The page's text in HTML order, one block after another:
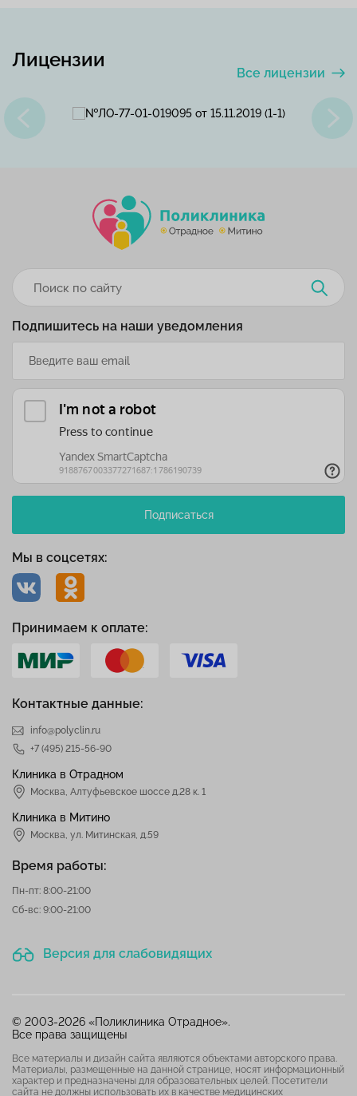
Лицензии
Все лицензии
Контактные данные:
info@polyclin.ru
+7 (495) 215-56-90
Клиника в Отрадном
Москва Алтуфьевское шоссе д.28 к. 1
Клиника в Митино
Москва, ул. Митинская, д.59
Время работы:
Пн-пт: 8:00-21:00
Сб-вс: 9:00-21:00
Мы в соцсетях:
Подпишитесь на наши уведомления
Подписаться
Версия для слабовидящих
Принимаем к оплате:
© 2003-2026 «Поликлиника Отрадное».
Все права защищены
Все материалы и дизайн сайта являются объектами авторского права.
Материалы, размещенные на данной странице, носят информационный
характер и предназначены для образовательных целей. Посетители
сайта не должны использовать их в качестве медицинских